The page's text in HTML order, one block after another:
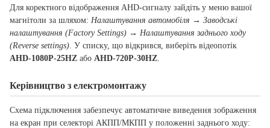
Для коректного відображення AHD-сигналу зайдіть у меню вашої
магнітоли за шляхом: Налаштування автомобіля → Заводські
налаштування (Factory Settings) → Налаштування заднього ходу
(Reverse settings) . У списку, що відкрився, виберіть відеопотік
AHD-1080P-25HZ або AHD-720P-30HZ
Керівництво з електромонтажу
Схема підключення забезпечує автоматичне виведення зображення
на екран при селекторі АКПП/МКПП у положенні заднього ходу: